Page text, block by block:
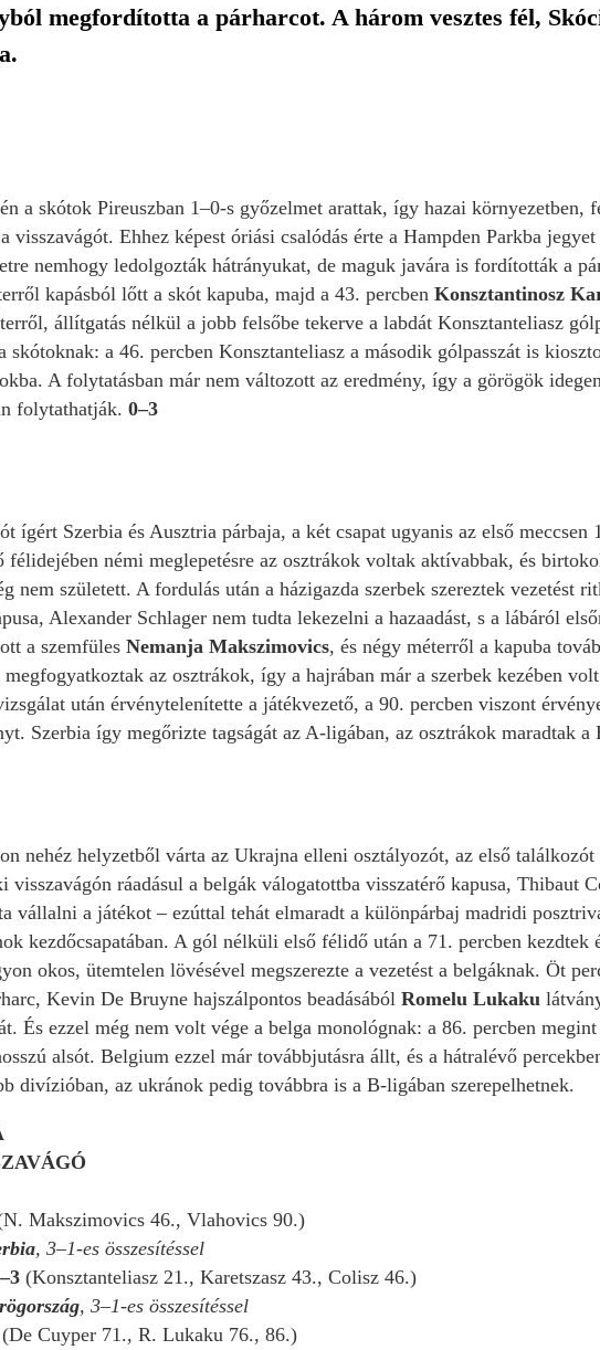
megfordította a párharcot. A három vesztes fél,
a skótok Pireuszban 1–0-s győzelmet arattak, így hazai környezetben,
visszavágót. Ehhez képest óriási csalódás érte a Hampden Parkba
nemhogy ledolgozták hátrányukat, de maguk javára is fordították a
kapásból lőtt a skót kapuba, majd a 43. percben Konsztantinosz
állítgatás nélkül a jobb felsőbe tekerve a labdát Konsztanteliasz
skótoknak: a 46. percben Konsztanteliasz a második gólpasszát is
A folytatásban már nem változott az eredmény, így a görögök
folytathatják. 0–3
ígért Szerbia és Ausztria párbaja, a két csapat ugyanis az első meccsen
félidejében némi meglepetésre az osztrákok voltak aktívabbak, és
nem született. A fordulás után a házigazda szerbek szereztek vezetést
Alexander Schlager nem tudta lekezelni a hazaadást, s a lábáról
a szemfüles Nemanja Makszimovics, és négy méterről a kapuba
az osztrákok, így a hajrában már a szerbek kezében
után érvénytelenítette a játékvezető, a 90. percben viszont
Szerbia így megőrizte tagságát az A-ligában, az osztrákok maradtak
nehéz helyzetből várta az Ukrajna elleni osztályozót, az első találkozót
visszavágón ráadásul a belgák válogatottba visszatérő kapusa, Thibaut
vállalni a játékot – ezúttal tehát elmaradt a különpárbaj madridi
kezdőcsapatában. A gól nélküli első félidő után a 71. percben kezdtek
okos, ütemtelen lövésével megszerezte a vezetést a belgáknak. Öt
Kevin De Bruyne hajszálpontos beadásából Romelu Lukaku
És ezzel még nem volt vége a belga monológnak: a 86. percben megint
alsót. Belgium ezzel már továbbjutásra állt, és a hátralévő
divízióban, az ukránok pedig továbbra is a B-ligában szerepelhetnek.
Makszimovics 46., Vlahovics 90.)
, 3–1-es összesítéssel
(Konsztanteliasz 21., Karetszasz 43., Colisz 46.)
, 3–1-es összesítéssel
Cuyper 71., R. Lukaku 76., 86.)